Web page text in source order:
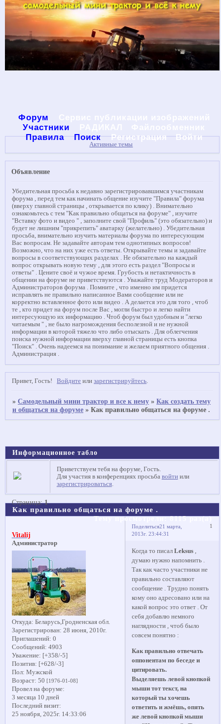
Форум
Участники
Правила
Поиск Регистрация Войти
Активные темы
Объявление
Убедительная просьба к недавно зарегистрировавшимся участникам
форума , перед тем как начинать общение изучите "Правила" форума
(вверху главной страницы , открывается по клику) . Внимательно
ознакомьтесь с тем "Как правильно общаться на форуме" , изучите
"Вставку фото и видео " , заполните свой "Профиль" (это обязательно) и
будет не лишним "прикрепить" аватарку (желательно) . Убедительная
просьба, внимательно изучить материалы форума по интересующим
Вас вопросам. Не задавайте авторам тем однотипных вопросов!
Возможно, что на них уже есть ответы. Открывайте темы и задавайте
вопросы в соответствующих разделах . Не обязательно на каждый
вопрос открывать новую тему , для этого есть раздел "Вопросы и
ответы" . Цените своё и чужое время. Грубость и нетактичность в
общении на форуме не приветствуются . Уважайте труд Модераторов и
Администраторов форума . Помните , что именно им придется
исправлять не правильно написанное Вами сообщение или не
корректно вставленное фото или видео . А делается это для того , чтоб
те , кто придет на форум после Вас , могли быстро и легко найти
интересующую их информацию . Чтоб форум был удобным и "легко
читаемым " , не было нагромождения бесполезной и не нужной
информации в которой тяжело что либо отыскать . Для облегчения
поиска нужной информации вверху главной страницы есть кнопка
"Поиск" . Очень надеемся на понимание и желаем приятного общения .
Администрация .
Привет, Гость! Войдите илизарегистрируйтесь.
»Самодельный мини трактор и все к нему »Как создать тему
и общаться на форуме »Как правильно общаться на форуме .
Информационное табло
Приветствуем тебя на форуме, Гость.
Для участия в конференциях просьба войтиили
зарегистрироваться.
Как правильно общаться на форуме .
Тему просмотрели:8115раз(а)
Страница:1
Поделиться 1
21 марта,
2013г. 23:44:31
Vitalij
Администратор
Откуда: Беларусь,Гродненская обл.
Зарегистрирован: 28 июня, 2010г.
Приглашений: 0
Сообщений: 4903
Уважение: [+358/-5]
Позитив: [+628/-3]
Пол: Мужской
Возраст: 50 [1976-01-08]
Провел на форуме:
3 месяца 10 дней
Последний визит:
25 ноября, 2025г. 14:33:06
Когда то писалLeksus ,
думаю нужно напомнить .
Так как часто участники не
правильно составляют
сообщение . Трудно понять
кому оно адресовано или на
какой вопрос это ответ . От
себя добавлю немного
наглядности , чтоб было
совсем понятно :
Как правильно отвечать
оппонентам по беседе и
цитировать.
Выделяешь левой кнопкой
мыши тот текст, на
который ты хочешь
ответить и жмёшь, опять
же левой кнопкой мыши